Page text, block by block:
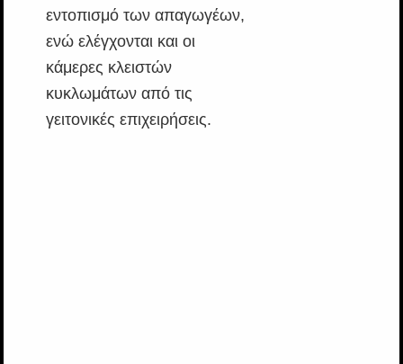
εντοπισμό των απαγωγέων,
ενώ ελέγχονται και οι
κάμερες κλειστών
κυκλωμάτων από τις
γειτονικές επιχειρήσεις.